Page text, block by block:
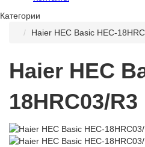
Категории
Haier HEC Basic HEC-
Haier HEC
18HRC03/R3